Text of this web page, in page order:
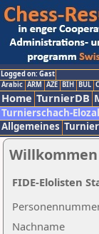
Logged on: Gast
Arabic ARM AZE BIH BUL
Home TurnierDB
Turnierschach-
Allgemeines
Nachname
FIDE-Elolisten